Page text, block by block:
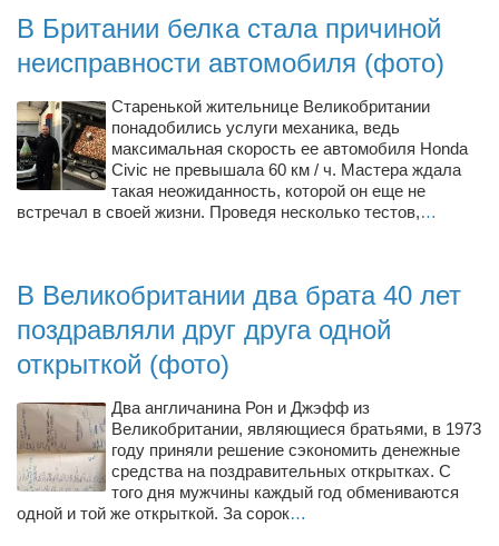
Поэты
Режиссёры
Художники
Надія Белокур
Анна Гидора
Леонтий Костур
Ирина Проценко
Александр Садовский
Сергей Степанов
Марина Фенота
Гостиная
Он и Она
В Британии белка стала причиной
неисправности автомобиля (фото)
Старенькой жительнице Великобритании
понадобились услуги механика, ведь
максимальная скорость ее автомобиля Honda
Civic не превышала 60 км / ч. Мастера ждала
такая неожиданность, которой он еще не
встречал в своей жизни. Проведя несколько тестов,…
В Великобритании два брата 40 лет
поздравляли друг друга одной
открыткой (фото)
Два англичанина Рон и Джэфф из
Великобритании, являющиеся братьями, в 1973
году приняли решение сэкономить денежные
средства на поздравительных открытках. С
того дня мужчины каждый год обмениваются
одной и той же открыткой. За сорок…